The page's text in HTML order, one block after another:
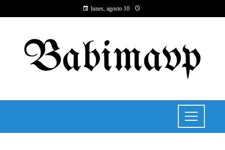
lunes, agosto 10